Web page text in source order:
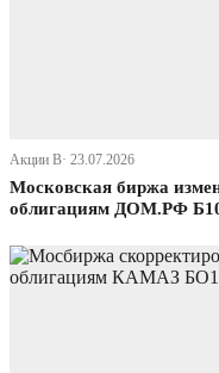
Акции В· 23.07.2026
Московская биржа
облигациям ДОМ.РФ